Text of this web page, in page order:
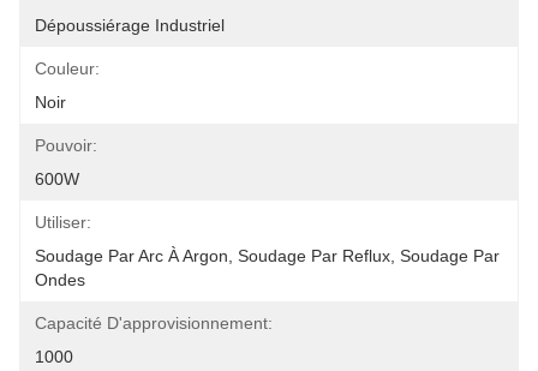
Dépoussiérage Industriel
Couleur:
Noir
Pouvoir:
600W
Utiliser:
Soudage Par Arc À Argon, Soudage Par Reflux, Soudage Par
Ondes
Capacité D'approvisionnement:
1000